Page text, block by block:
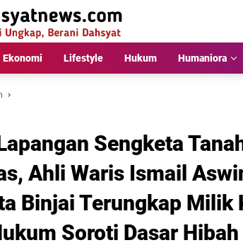
Ekonomi Lifestyle Hukum Humaniora
Sengketa
Ahli Waris Ismail
Binjai Terungkap Milik
Soroti Dasar